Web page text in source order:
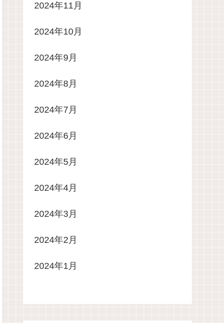
2024年11月
2024年10月
2024年9月
2024年8月
2024年7月
2024年6月
2024年5月
2024年4月
2024年3月
2024年2月
2024年1月